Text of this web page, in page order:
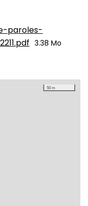
paroles-
3.38 Mo
50 m